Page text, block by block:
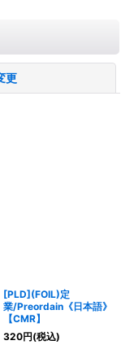
更
[PLD](FOIL)定
業/Preordain《日本語》
【CMR】
320円(税込)